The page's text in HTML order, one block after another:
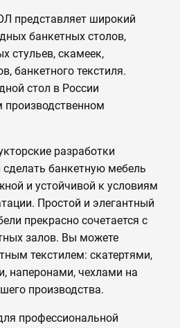
представляет широкий
банкетных столов,
стульев, скамеек,
банкетного текстиля.
стол в России
производственном
разработки
банкетную мебель
и устойчивой к условиям
Простой и элегантный
прекрасно сочетается с
залов. Вы можете
текстилем: скатертями,
чехлами на
производства.
профессиональной